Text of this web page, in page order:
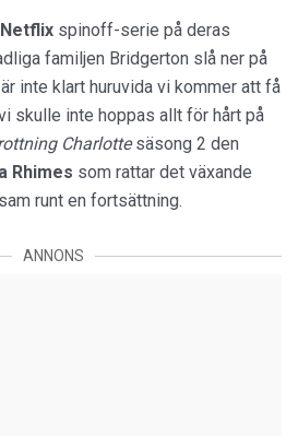
Netflix spinoff-serie på deras
familjen Bridgerton slå ner på
inte klart huruvida vi kommer att få
skulle inte hoppas allt för hårt på
Charlottesäsong 2 den
Rhimes som rattar det växande
runt en fortsättning.
ANNONS